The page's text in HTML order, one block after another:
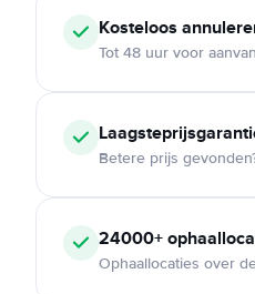
Kosteloos
Tot 48 uur voor
Betere prijs
24000+
Ophaallocaties over